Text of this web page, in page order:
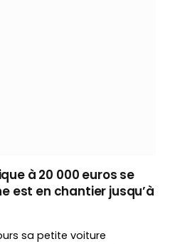
à 20 000 euros se
est en chantier jusqu’à
sa petite voiture